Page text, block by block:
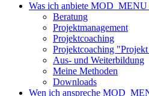
Was ich anbiete
Beratung
Projektmanagement
Projektcoaching
Projektcoaching
Aus- und Weiterbildung
Meine Methoden
Downloads
Wen ich anspreche